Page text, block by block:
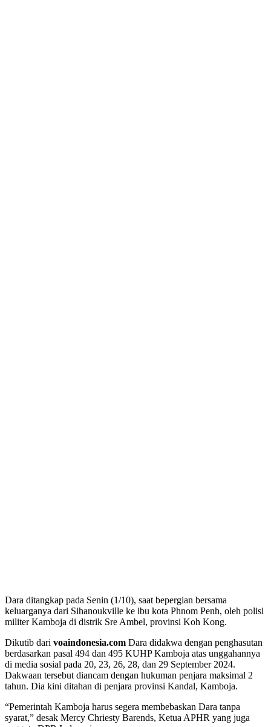
Dara ditangkap pada Senin (1/10), saat bepergian bersama
keluarganya dari Sihanoukville ke ibu kota Phnom Penh, oleh polisi
militer Kamboja di distrik Sre Ambel, provinsi Koh Kong.
Dikutib dari voaindonesia.com Dara didakwa dengan penghasutan
berdasarkan pasal 494 dan 495 KUHP Kamboja atas unggahannya
di media sosial pada 20, 23, 26, 28, dan 29 September 2024.
Dakwaan tersebut diancam dengan hukuman penjara maksimal 2
tahun. Dia kini ditahan di penjara provinsi Kandal, Kamboja.
“Pemerintah Kamboja harus segera membebaskan Dara tanpa
syarat,” desak Mercy Chriesty Barends, Ketua APHR yang juga